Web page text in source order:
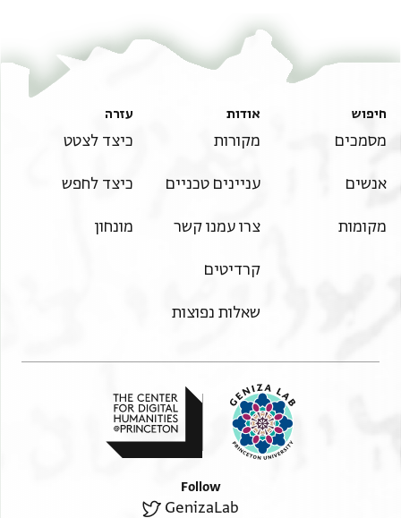
חיפוש
מסמכים
אנשים
מקומות
אודות
מקורות
עניינים טכניים
צרו עמנו קשר
קרדיטים
שאלות נפוצות
עזרה
כיצד לצטט
כיצד לחפש
מונחון
Follow
GenizaLab